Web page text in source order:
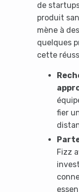
de
produit
mène à
quelques
cette
fier
Fizz
It
Yes,